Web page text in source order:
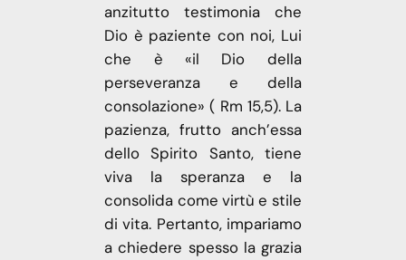
anzitutto testimonia che
Dio è paziente con noi, Lui
che è «il Dio della
perseveranza e della
consolazione» ( Rm 15,5). La
pazienza, frutto anch’essa
dello Spirito Santo, tiene
viva la speranza e la
consolida come virtù e stile
di vita. Pertanto, impariamo
a chiedere spesso la grazia